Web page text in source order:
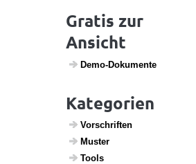
Gratis zur
Ansicht
Demo-Doku­mente
Kategorien
Vorschriften
Muster
Tools